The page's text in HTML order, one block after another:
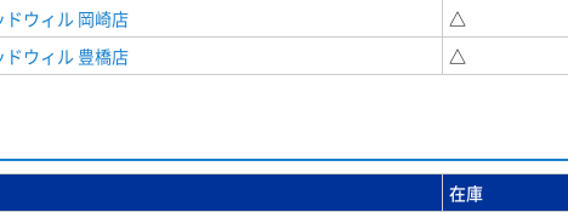
ウィル 岡崎店
△
ウィル 豊橋店 △
在庫